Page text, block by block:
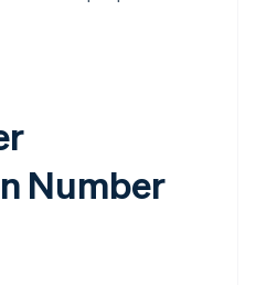
Number